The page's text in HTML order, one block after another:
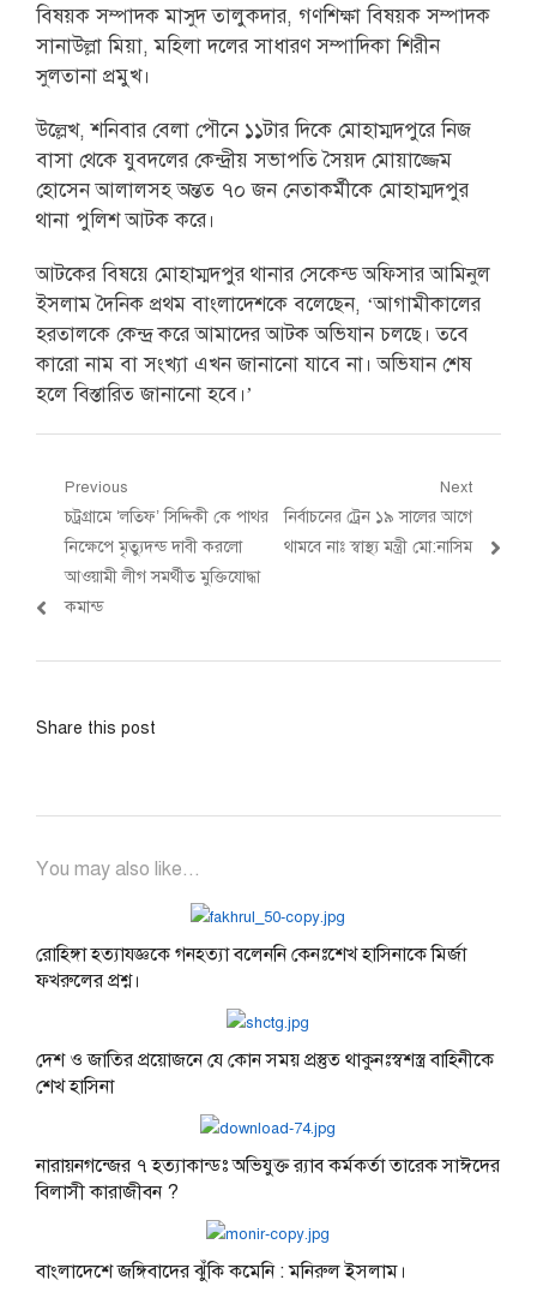
বিষয়ক সম্পাদক মাসুদ তালুকদার, গণশিক্ষা বিষয়ক সম্পাদক
সানাউল্লা মিয়া, মহিলা দলের সাধারণ সম্পাদিকা শিরীন
সুলতানা প্রমুখ।
উল্লেখ, শনিবার বেলা পৌনে ১১টার দিকে মোহাম্মদপুরে নিজ
বাসা থেকে যুবদলের কেন্দ্রীয় সভাপতি সৈয়দ মোয়াজ্জেম
হোসেন আলালসহ অন্তত ৭০ জন নেতাকর্মীকে মোহাম্মদপুর
থানা পুলিশ আটক করে।
আটকের বিষয়ে মোহাম্মদপুর থানার সেকেন্ড অফিসার আমিনুল
ইসলাম দৈনিক প্রথম বাংলাদেশকে বলেছেন, ‘আগামীকালের
হরতালকে কেন্দ্র করে আমাদের আটক অভিযান চলছে। তবে
কারো নাম বা সংখ্যা এখন জানানো যাবে না। অভিযান শেষ
হলে বিস্তারিত জানানো হবে।’
Post
navigation
Previous
Previous
post:
চট্রগ্রামে ‘লতিফ’ সিদ্দিকী কে পাথর
নিক্ষেপে মৃত্যুদন্ড দাবী করলো
আওয়ামী লীগ সমর্থীত মুক্তিযোদ্ধা
কমান্ড
Next
Next
post:
নির্বাচনের ট্রেন ১৯ সালের আগে
থামবে নাঃ স্বাস্থ্য মন্ত্রী মো:নাসিম
Share this post
You may also like...
রোহিঙ্গা হত্যাযজ্ঞকে গনহত্যা বলেননি কেনঃশেখ হাসিনাকে মির্জা
ফখরুলের প্রশ্ন।
দেশ ও জাতির প্রয়োজনে যে কোন সময় প্রস্তুত থাকুনঃস্বশস্ত্র বাহিনীকে
শেখ হাসিনা
নারায়নগন্জের ৭ হত্যাকান্ডঃ অভিযুক্ত র‍্যাব কর্মকর্তা তারেক সাঈদের
বিলাসী কারাজীবন ?
বাংলাদেশে জঙ্গিবাদের ঝুঁকি কমেনি : মনিরুল ইসলাম।